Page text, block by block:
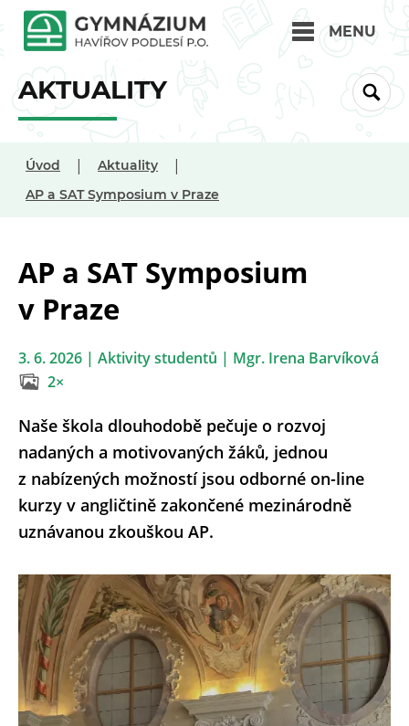
MENU
AKTUALITY
Úvod | Aktuality |
AP a SAT Symposium v Praze
AP a SAT Symposium
v Praze
3. 6. 2026 | Aktivity studentů | Mgr. Irena Barvíková
2×
Naše škola dlouhodobě pečuje o rozvoj
nadaných a motivovaných žáků, jednou
z nabízených možností jsou odborné on-line
kurzy v angličtině zakončené mezinárodně
uznávanou zkouškou AP.